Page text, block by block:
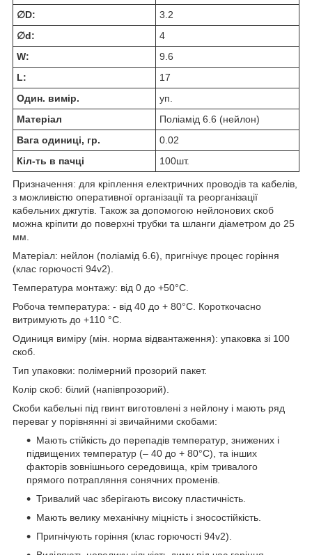
∅D:
3.2
∅d:
4
W:
9.6
L:
17
Один. вимір.
уп.
Матеріал
Поліамід 6.6 (нейлон)
Вага одиниці, гр.
0.02
Кіл-ть в пачці
100шт.
Призначення: для кріплення електричних проводів та кабелів,
з можливістю оперативної організації та реорганізації
кабельних джгутів. Також за допомогою нейлонових скоб
можна кріпити до поверхні трубки та шланги діаметром до 25
мм.
Матеріал: нейлон (поліамід 6.6), пригнічує процес горіння
(клас горючості 94v2).
Температура монтажу: від 0 до +50°С.
Робоча температура: - від 40 до + 80°С. Короткочасно
витримують до +110 °С.
Одиниця виміру (мін. норма відвантаження): упаковка зі 100
скоб.
Тип упаковки: полімерний прозорий пакет.
Колір скоб: білий (напівпрозорий).
Скоби кабельні під гвинт виготовлені з нейлону і мають ряд
переваг у порівнянні зі звичайними скобами:
Мають стійкість до перепадів температур, знижених і
підвищених температур (– 40 до + 80°С), та інших
факторів зовнішнього середовища, крім тривалого
прямого потрапляння сонячних променів.
Тривалий час зберігають високу пластичність.
Мають велику механічну міцність і зносостійкість.
Пригнічують горіння (клас горючості 94v2).